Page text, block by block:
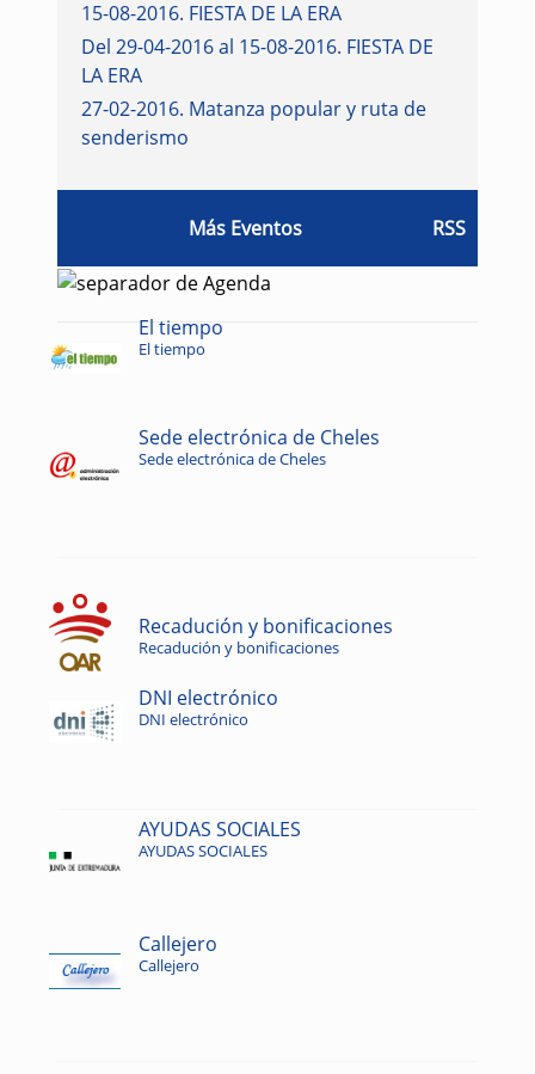
15-08-2016. FIESTA DE LA ERA
Del 29-04-2016 al 15-08-2016. FIESTA DE
LA ERA
27-02-2016. Matanza popular y ruta de
senderismo
Más Eventos RSS
El tiempo
El tiempo
Sede electrónica de Cheles
Sede electrónica de Cheles
Recadución y bonificaciones
Recadución y bonificaciones
DNI electrónico
DNI electrónico
AYUDAS SOCIALES
AYUDAS SOCIALES
Callejero
Callejero